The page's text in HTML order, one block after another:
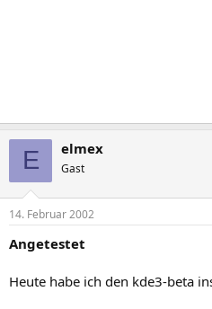
E elmex
Gast
14. Februar 2002
Angetestet
Heute habe ich den kde3-beta